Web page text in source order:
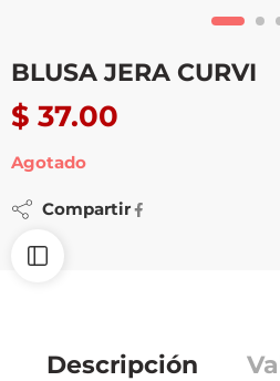
BLUSA JERA CURVI
$ 37.00
Agotado
Compartir
Descripción